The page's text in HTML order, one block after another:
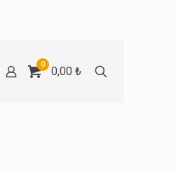
0
0,00 ₺